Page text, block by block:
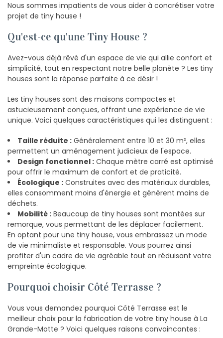
Nous sommes impatients de vous aider à concrétiser votre
projet de tiny house !
Qu'est-ce qu'une Tiny House ?
Avez-vous déjà rêvé d'un espace de vie qui allie confort et
simplicité, tout en respectant notre belle planète ? Les tiny
houses sont la réponse parfaite à ce désir !
Les tiny houses sont des maisons compactes et
astucieusement conçues, offrant une expérience de vie
unique. Voici quelques caractéristiques qui les distinguent :
Taille réduite : Généralement entre 10 et 30 m², elles
permettent un aménagement judicieux de l'espace.
Design fonctionnel : Chaque mètre carré est optimisé
pour offrir le maximum de confort et de praticité.
Écologique : Construites avec des matériaux durables,
elles consomment moins d'énergie et génèrent moins de
déchets.
Mobilité : Beaucoup de tiny houses sont montées sur
remorque, vous permettant de les déplacer facilement.
En optant pour une tiny house, vous embrassez un mode
de vie minimaliste et responsable. Vous pourrez ainsi
profiter d'un cadre de vie agréable tout en réduisant votre
empreinte écologique.
Pourquoi choisir Côté Terrasse ?
Vous vous demandez pourquoi Côté Terrasse est le
meilleur choix pour la fabrication de votre tiny house à La
Grande-Motte ? Voici quelques raisons convaincantes :